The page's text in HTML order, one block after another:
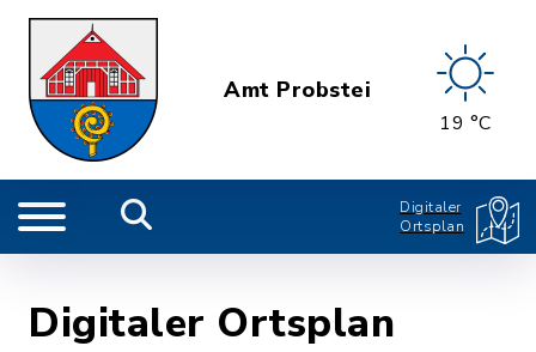
Amt Probstei
19 °C
Digitaler
Ortsplan
Digitaler Ortsplan